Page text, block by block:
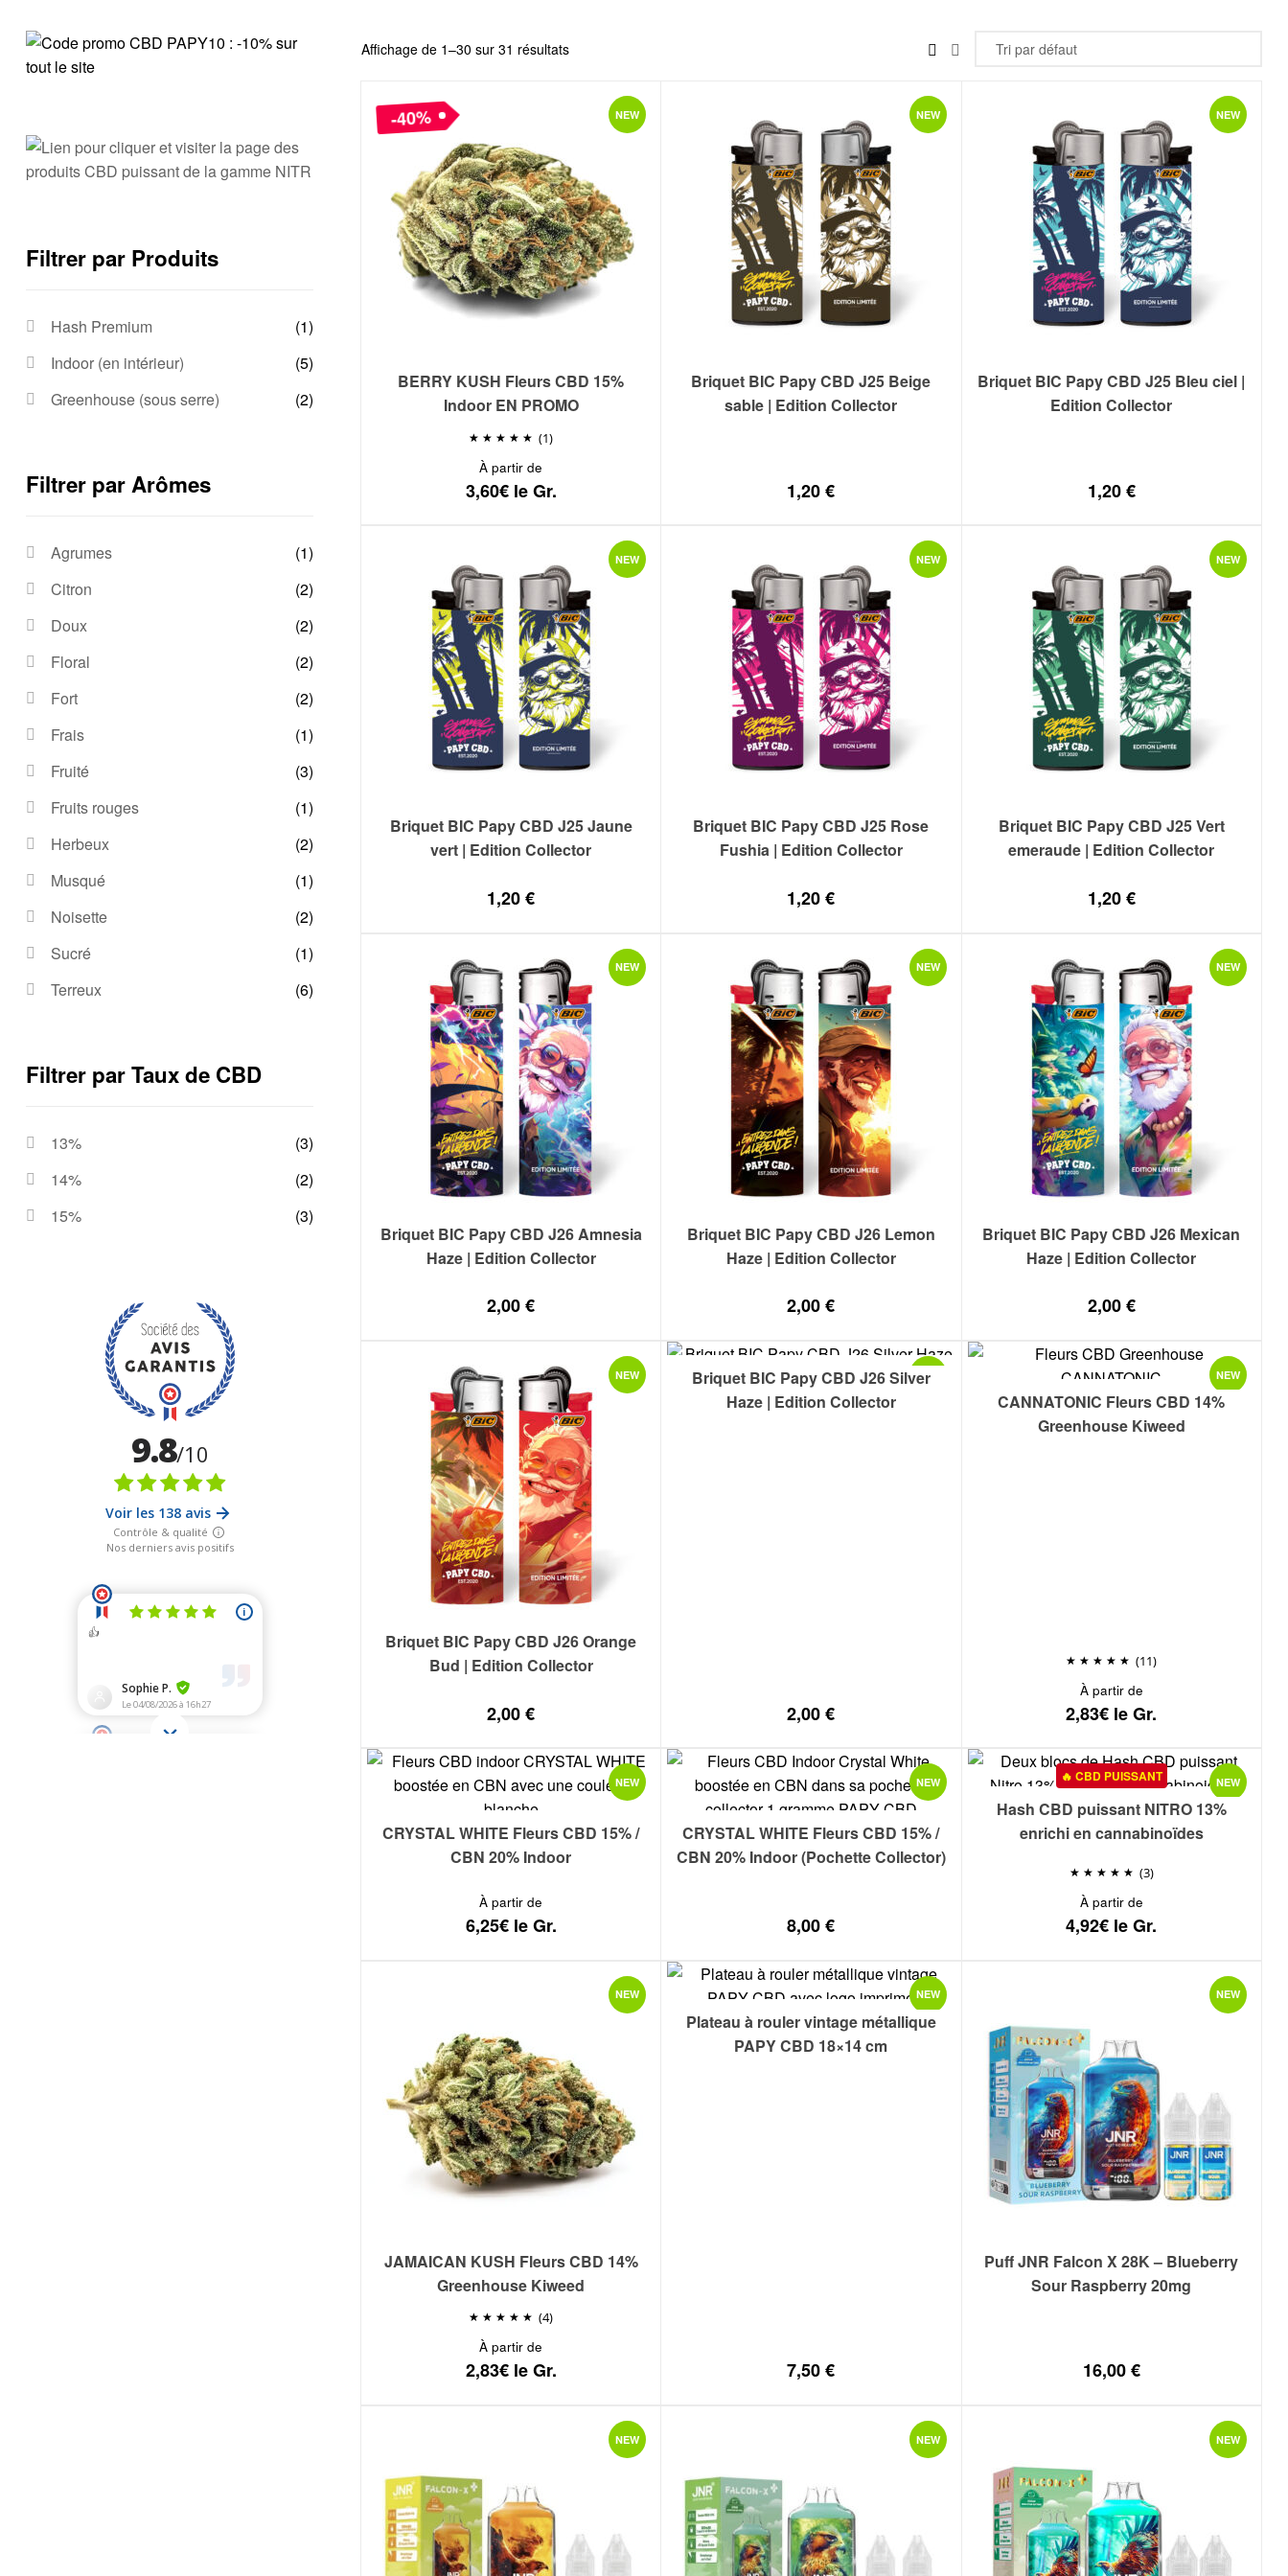
Affichage de 1–30 sur 31 résultats
NEW
-40%
BERRY KUSH Fleurs CBD 15%
Indoor EN PROMO
(1)
À partir de
3,60€ le Gr.
NEW
Briquet BIC Papy CBD J25 Beige
sable | Edition Collector
1,20€
NEW
Briquet BIC Papy CBD J25 Bleu ciel |
Edition Collector
1,20€
NEW
Briquet BIC Papy CBD J25 Jaune
vert | Edition Collector
1,20€
NEW
Briquet BIC Papy CBD J25 Rose
Fushia | Edition Collector
1,20€
NEW
Briquet BIC Papy CBD J25 Vert
emeraude | Edition Collector
1,20€
NEW
Briquet BIC Papy CBD J26 Amnesia
Haze | Edition Collector
2,00€
NEW
Briquet BIC Papy CBD J26 Lemon
Haze | Edition Collector
2,00€
NEW
Briquet BIC Papy CBD J26 Mexican
Haze | Edition Collector
2,00€
NEW
Briquet BIC Papy CBD J26 Orange
Bud | Edition Collector
2,00€
NEW
Briquet BIC Papy CBD J26 Silver
Haze | Edition Collector
2,00€
NEW
CANNATONIC Fleurs CBD 14%
Greenhouse Kiweed
(11)
À partir de
2,83€ le Gr.
NEW
CRYSTAL WHITE Fleurs CBD 15% /
CBN 20% Indoor
À partir de
6,25€ le Gr.
NEW
CRYSTAL WHITE Fleurs CBD 15% /
CBN 20% Indoor (Pochette Collector)
8,00€
🔥 CBD PUISSANT NEW
Hash CBD puissant NITRO 13%
enrichi en cannabinoïdes
(3)
À partir de
4,92€ le Gr.
NEW
JAMAICAN KUSH Fleurs CBD 14%
Greenhouse Kiweed
(4)
À partir de
2,83€ le Gr.
NEW
Plateau à rouler vintage métallique
PAPY CBD 18×14 cm
7,50€
NEW
Puff JNR Falcon X 28K – Blueberry
Sour Raspberry 20mg
16,00€
NEW NEW NEW
Filtrer par Produits
Hash Premium
(1)
Indoor (en intérieur)
(5)
Greenhouse (sous serre)
(2)
Filtrer par Arômes
Agrumes
(1)
Citron
(2)
Doux
(2)
Floral
(2)
Fort
(2)
Frais
(1)
Fruité
(3)
Fruits rouges
(1)
Herbeux
(2)
Musqué
(1)
Noisette
(2)
Sucré
(1)
Terreux
(6)
Filtrer par Taux de CBD
13%
(3)
14%
(2)
15%
(3)